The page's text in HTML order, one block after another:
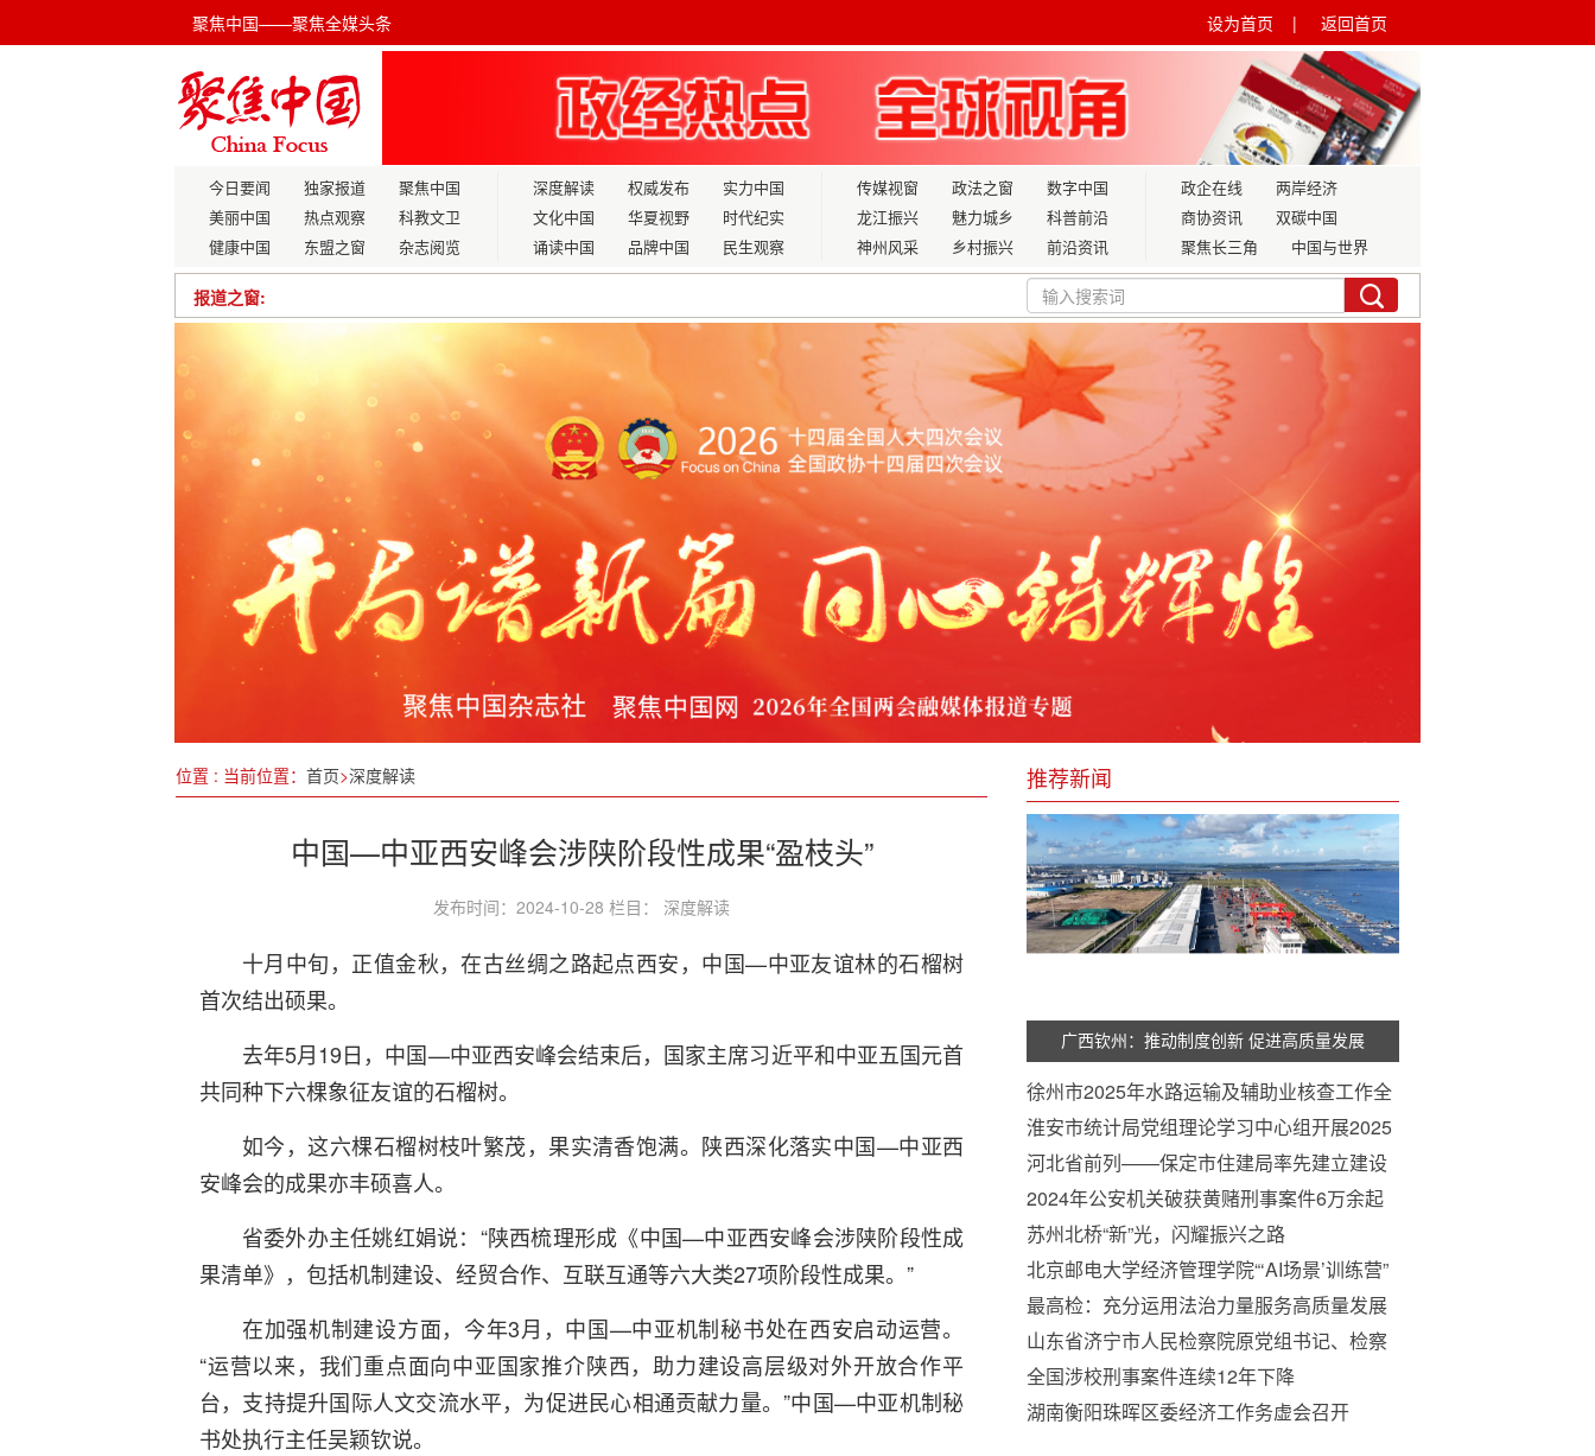
聚焦中国——聚焦全媒头条 返回首页
设为首页 |
今日要闻 独家报道
聚焦中国
美丽中国
热点观察
科教文卫
健康中国
东盟之窗 杂志阅览
深度解读 权威发布
实力中国
文化中国
华夏视野
时代纪实
诵读中国
品牌中国 民生观察
传媒视窗 政法之窗
数字中国
龙江振兴
魅力城乡
科普前沿
神州风采
乡村振兴 前沿资讯
政企在线
两岸经济
商协资讯
双碳中国
聚焦长三角
中国与世界
报道之窗:
江苏出台二十条措施真金白银支持实体经济
商道酬信 情义立业：刘慧霞的“青岛啤酒”情缘与“十五五”的流通业答卷 ——从大连新富才商贸看快消
品流通领域的高质量发展之路
汕头召开2025产业发展大会，推动高质量发展迈出新步伐
中共瑞昌市委统战部调研农工党瑞昌总支
暖心救助，跨省护送流浪汉回家过年
浪潮信息：元脑企智DeepSeek一体机将举办生态伙伴推介体验会
川渝双向奔赴再提速 共同唱好新时代西部“双城记”
化肥到货！山西阳城春耕备耕忙
工信部：推动绿色低碳产业发展加快转型
陈和平：以“肽”为笔，绘就全民健康蓝图，共谱“十五五”大健康新篇
位置 : 当前位置： 首页>深度解读
中国—中亚西安峰会涉陕阶段性成果“盈枝头”
发布时间：2024-10-28 栏目： 深度解读
十月中旬，正值金秋，在古丝绸之路起点西安，中国—中亚友谊林的石榴树
首次结出硕果。
去年5月19日，中国—中亚西安峰会结束后，国家主席习近平和中亚五国元首
共同种下六棵象征友谊的石榴树。
如今，这六棵石榴树枝叶繁茂，果实清香饱满。陕西深化落实中国—中亚西
安峰会的成果亦丰硕喜人。
省委外办主任姚红娟说：“陕西梳理形成《中国—中亚西安峰会涉陕阶段性成
果清单》，包括机制建设、经贸合作、互联互通等六大类27项阶段性成果。”
在加强机制建设方面，今年3月，中国—中亚机制秘书处在西安启动运营。
“运营以来，我们重点面向中亚国家推介陕西，助力建设高层级对外开放合作平
台，支持提升国际人文交流水平，为促进民心相通贡献力量。”中国—中亚机制秘
书处执行主任吴颖钦说。
推荐新闻
广西钦州：推动制度创新 促进高质量发展
徐州市2025年水路运输及辅助业核查工作全
面启动
淮安市统计局党组理论学习中心组开展2025
年第2次集体学习
河北省前列——保定市住建局率先建立建设
工程合同纠纷诉前调解机制
2024年公安机关破获黄赌刑事案件6万余起
苏州北桥“新”光，闪耀振兴之路
北京邮电大学经济管理学院“‘AI场景’训练营”
（首期）顺利开班
最高检：充分运用法治力量服务高质量发展
山东省济宁市人民检察院原党组书记、检察
长苏金森受贿案一审宣判
全国涉校刑事案件连续12年下降
湖南衡阳珠晖区委经济工作务虚会召开